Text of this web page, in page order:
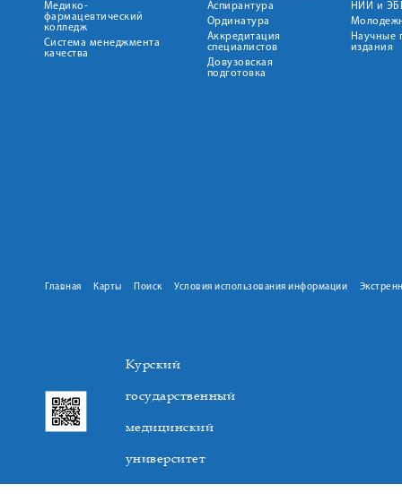
Медико-
фармацевтический
колледж
Система менеджмента
качества
Аспирантура
Ординатура
Аккредитация
специалистов
Довузовская
подготовка
НИИ и
Научные
издания
Главная Карты Поиск Условия использования информации
Курский
государственный
медицинский
университет